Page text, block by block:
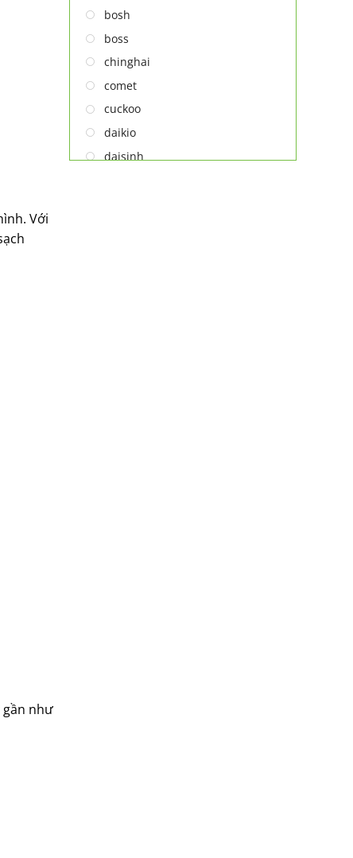
Với
gần như
NỒI CƠM ĐIỆN
bosh
boss
chinghai
comet
cuckoo
daikio
daisinh